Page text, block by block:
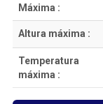
Máxima :
Altura máxima :
Temperatura
máxima :